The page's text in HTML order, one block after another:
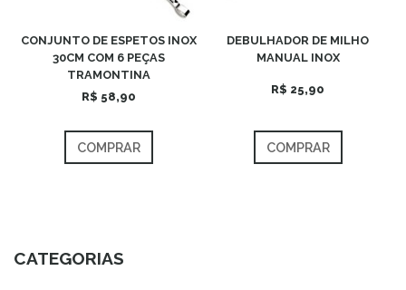
CATEGORIAS
CONJUNTO DE ESPETOS INOX
30CM COM 6 PEÇAS
TRAMONTINA
R$ 58,90
COMPRAR
DEBULHADOR DE MILHO
MANUAL INOX
R$ 25,90
COMPRAR